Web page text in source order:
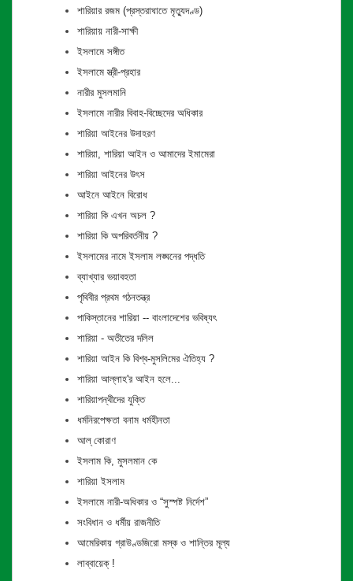
শারিয়ার রজম (প্রস্তরাঘাতে মৃত্যুদণ্ড)
শারিয়ায় নারী-সাক্ষী
ইসলামে সঙ্গীত
ইসলামে স্ত্রী-প্রহার
নারীর মুসলমানি
ইসলামে নারীর বিবাহ-বিচ্ছেদের অধিকার
শারিয়া আইনের উদাহরণ
শারিয়া, শারিয়া আইন ও আমাদের ইমামেরা
শারিয়া আইনের উৎস
আইনে আইনে বিরোধ
শারিয়া কি এখন অচল ?
শারিয়া কি অপরিবর্তনীয় ?
ইসলামের নামে ইসলাম লঙ্ঘনের পদ্ধতি
ব্যাখ্যার ভয়াবহতা
পৃথিবীর প্রথম গঠনতন্ত্র
পাকিস্তানের শারিয়া -- বাংলাদেশের ভবিষ্যৎ
শারিয়া - অতীতের দলিল
শারিয়া আইন কি বিশ্ব-মুসলিমের ঐতিহ্য ?
শারিয়া আল্লাহ'র আইন হলে...
শারিয়াপন্থীদের যুক্তি
ধর্মনিরপেক্ষতা বনাম ধর্মহীনতা
আল্ কোরাণ
ইসলাম কি, মুসলমান কে
শারিয়া ইসলাম
ইসলামে নারী-অধিকার ও “সুস্পষ্ট নির্দেশ”
সংবিধান ও ধর্মীয় রাজনীতি
আমেরিকায় গ্রাউণ্ডজিরো মস্ক ও শান্তির মূল্য
লাব্বায়েক্ !